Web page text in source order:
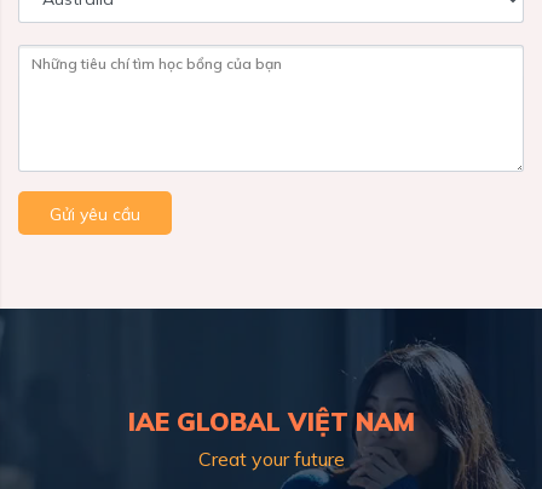
Những tiêu chí tìm học bổng của bạn
Gửi yêu cầu
IAE GLOBAL VIỆT NAM
Creat your future